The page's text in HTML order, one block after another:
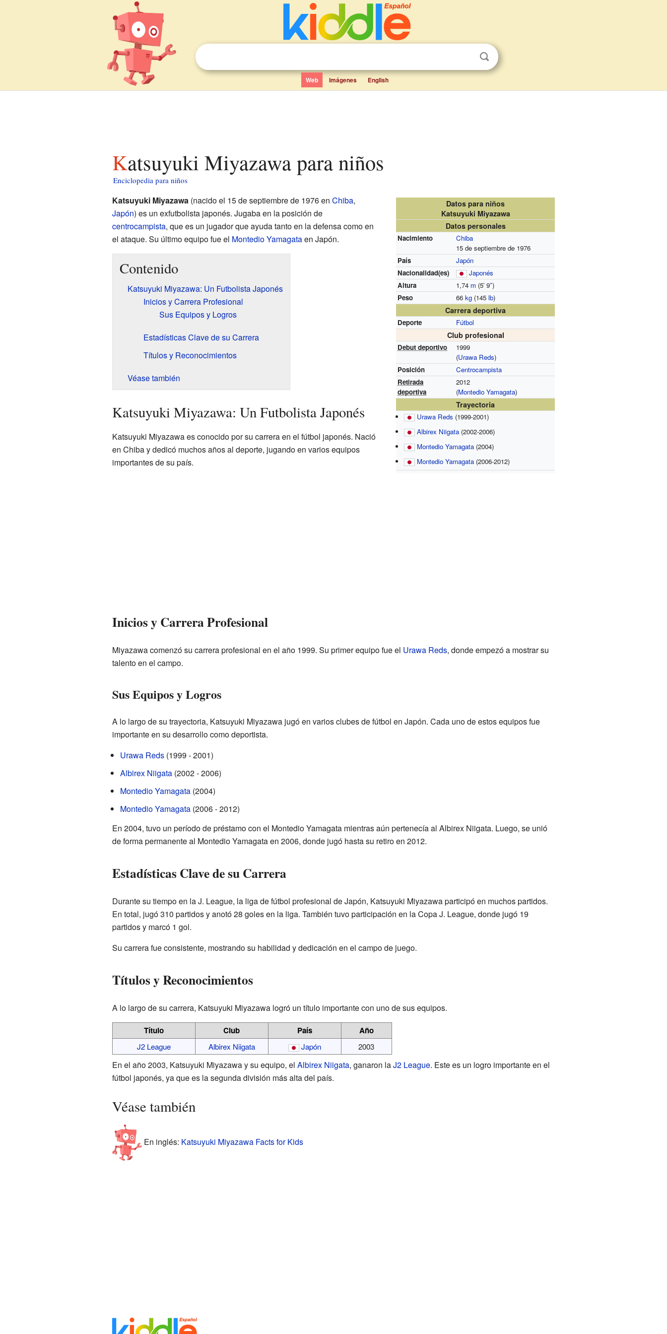
Web Imágenes English
Katsuyuki Miyazawa para niños
Enciclopedia para niños
Datos para niños
Katsuyuki Miyazawa
Datos personales
Nacimiento
Chiba
15 de septiembre de 1976
País
Japón
Nacionalidad(es)
Japonés
Altura
1,74 m (5′ 9″)
Peso
66kg (145lb)
Carrera deportiva
Deporte Fútbol
Club profesional
Debut deportivo
1999
(Urawa Reds)
Posición
Centrocampista
Retirada
deportiva
2012
(Montedio Yamagata)
Trayectoria
Urawa Reds (1999-2001)
Albirex Niigata (2002-2006)
Montedio Yamagata (2004)
Montedio Yamagata (2006-2012)
Katsuyuki Miyazawa(nacido el 15 de septiembre de 1976 en Chiba,
Japón) es un exfutbolista japonés. Jugaba en la posición de
centrocampista, que es un jugador que ayuda tanto en la defensa como en
el ataque. Su último equipo fue el Montedio Yamagataen Japón.
Contenido
Katsuyuki Miyazawa: Un Futbolista Japonés
Inicios y Carrera Profesional
Sus Equipos y Logros
Estadísticas Clave de su Carrera
Títulos y Reconocimientos
Véase también
Katsuyuki Miyazawa: Un Futbolista Japonés
Katsuyuki Miyazawa es conocido por su carrera en el fútbol japonés. Nació
en Chiba y dedicó muchos años al deporte, jugando en varios equipos
importantes de su país.
Inicios y Carrera Profesional
Miyazawa comenzó su carrera profesional en el año 1999. Su primer equipo fue el Urawa Reds, donde empezó a mostrar su
talento en el campo.
Sus Equipos y Logros
A lo largo de su trayectoria, Katsuyuki Miyazawa jugó en varios clubes de fútbol en Japón. Cada uno de estos equipos fue
importante en su desarrollo como deportista.
Urawa Reds(1999 - 2001)
Albirex Niigata(2002 - 2006)
Montedio Yamagata(2004)
Montedio Yamagata(2006 - 2012)
En 2004, tuvo un período de préstamo con el Montedio Yamagata mientras aún pertenecía al Albirex Niigata. Luego, se unió
de forma permanente al Montedio Yamagata en 2006, donde jugó hasta su retiro en 2012.
Estadísticas Clave de su Carrera
Durante su tiempo en la J. League, la liga de fútbol profesional de Japón, Katsuyuki Miyazawa participó en muchos partidos.
En total, jugó 310 partidos y anotó 28 goles en la liga. También tuvo participación en la Copa J. League, donde jugó 19
partidos y marcó 1 gol.
Su carrera fue consistente, mostrando su habilidad y dedicación en el campo de juego.
Títulos y Reconocimientos
A lo largo de su carrera, Katsuyuki Miyazawa logró un título importante con uno de sus equipos.
Título Club País Año
J2 League Albirex Niigata Japón 2003
En el año 2003, Katsuyuki Miyazawa y su equipo, el Albirex Niigata, ganaron laJ2 League. Este es un logro importante en el
fútbol japonés, ya que es la segunda división más alta del país.
Véase también
En inglés: Katsuyuki Miyazawa Facts for Kids